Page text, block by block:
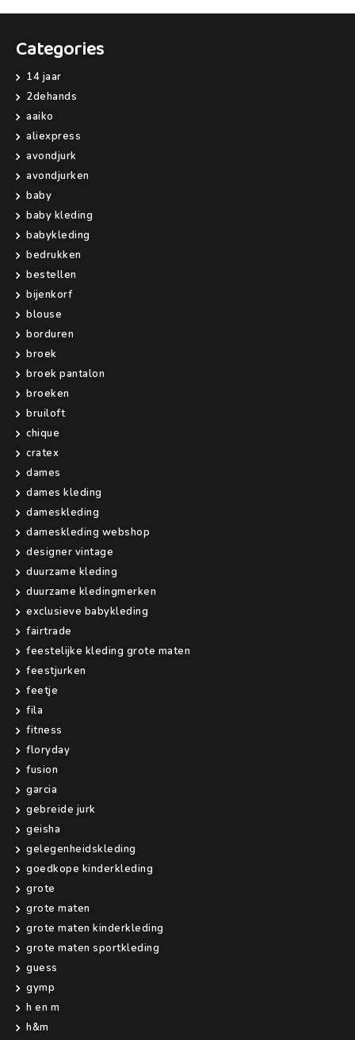
Categories
14 jaar
2dehands
aaiko
aliexpress
avondjurk
avondjurken
baby
baby kleding
babykleding
bedrukken
bestellen
bijenkorf
blouse
borduren
broek
broek pantalon
broeken
bruiloft
chique
cratex
dames
dames kleding
dameskleding
dameskleding webshop
designer vintage
duurzame kleding
duurzame kledingmerken
exclusieve babykleding
fairtrade
feestelijke kleding grote maten
feestjurken
feetje
fila
fitness
floryday
fusion
garcia
gebreide jurk
geisha
gelegenheidskleding
goedkope kinderkleding
grote
grote maten
grote maten kinderkleding
grote maten sportkleding
guess
gymp
h en m
h&m